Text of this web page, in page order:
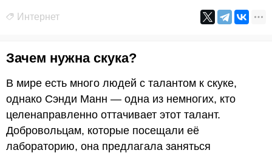
Интернет
Зачем нужна скука?
В мире есть много людей с талантом к скуке,
однако Сэнди Манн — одна из немногих, кто
целенаправленно оттачивает этот талант.
Добровольцам, которые посещали её
лабораторию, она предлагала заняться